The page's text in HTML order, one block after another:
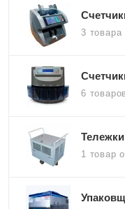
3 товара
6 товаров
1 товар